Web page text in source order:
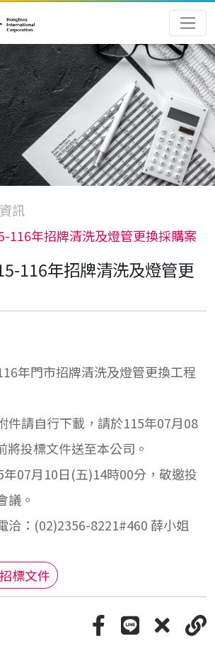
訊
116年招牌清洗及燈管更換採購案
116年招牌清洗及燈管更
年門市招牌清洗及燈管更換工程
件請自行下載，請於115年07月08
將投標文件送至本公司。
07月10日(五)14時00分，敬邀投
議。
洽：(02)2356-8221#460 薛小姐
標文件